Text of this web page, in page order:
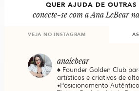
QUER AJUDA DE OUTRAS
conecte-se com a Ana LeBear
VEJA NO INSTAGRAM
analebear
♠️ Founder Golden Club
artísticos e criativos de
•Posicionamento